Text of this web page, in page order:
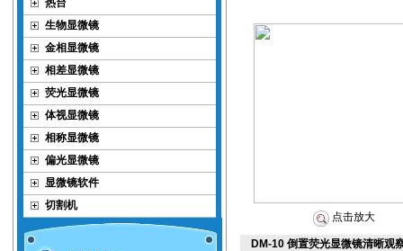
热台
生物显微镜
金相显微镜
相差显微镜
荧光显微镜
体视显微镜
相称显微镜
偏光显微镜
显微镜软件
切割机
点击放大
DM-10 倒置荧光显微镜清晰观